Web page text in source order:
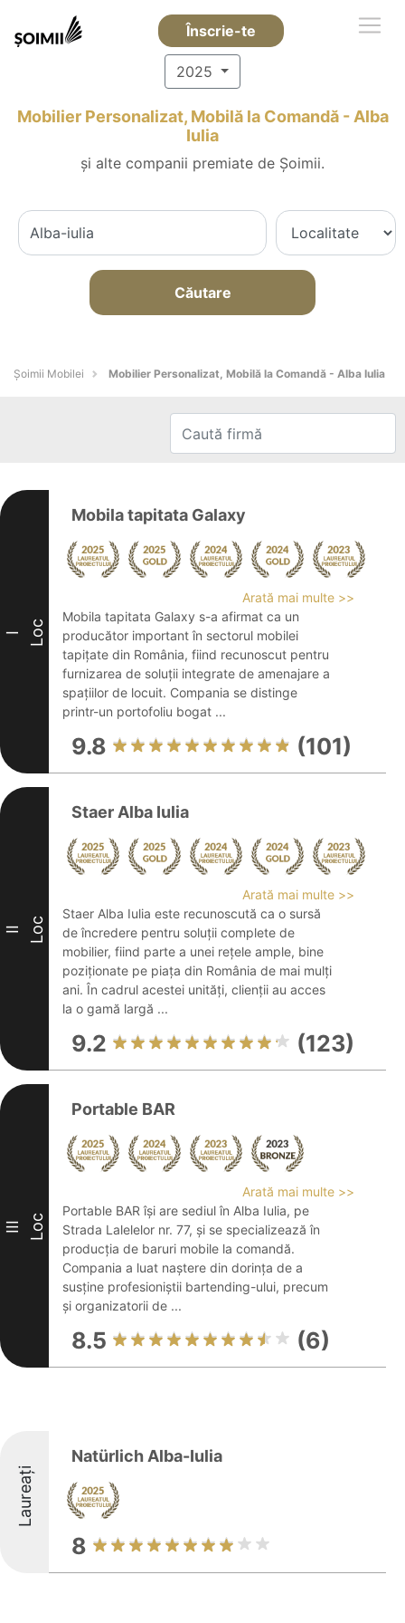
Înscrie-te
2025
Mobilier Personalizat, Mobilă la Comandă - Alba
Iulia
și alte companii premiate de Șoimii.
Căutare
Șoimii Mobilei Mobilier Personalizat, Mobilă la Comandă - Alba Iulia
I Loc
Mobila tapitata Galaxy
Arată mai multe >>
Mobila tapitata Galaxy s-a afirmat ca un
producător important în sectorul mobilei
tapițate din România, fiind recunoscut pentru
furnizarea de soluții integrate de amenajare a
spațiilor de locuit. Compania se distinge
printr-un portofoliu bogat ...
9.8 (101)
II Loc
Staer Alba Iulia
Arată mai multe >>
Staer Alba Iulia este recunoscută ca o sursă
de încredere pentru soluții complete de
mobilier, fiind parte a unei rețele ample, bine
poziționate pe piața din România de mai mulți
ani. În cadrul acestei unități, clienții au acces
la o gamă largă ...
9.2 (123)
III Loc
Portable BAR
Arată mai multe >>
Portable BAR își are sediul în Alba Iulia, pe
Strada Lalelelor nr. 77, și se specializează în
producția de baruri mobile la comandă.
Compania a luat naștere din dorința de a
susține profesioniștii bartending-ului, precum
și organizatorii de ...
8.5 (6)
Laureați
Natürlich Alba-Iulia
8